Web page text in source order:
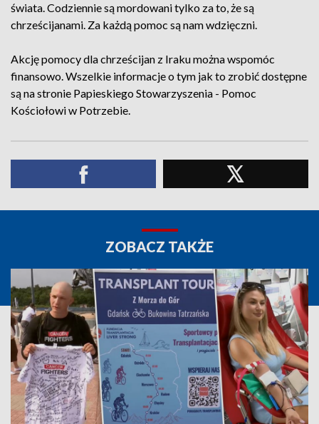
świata. Codziennie są mordowani tylko za to, że są
chrześcijanami. Za każdą pomoc są nam wdzięczni.
Akcję pomocy dla chrześcijan z Iraku można wspomóc
finansowo. Wszelkie informacje o tym jak to zrobić dostępne
są na stronie Papieskiego Stowarzyszenia - Pomoc
Kościołowi w Potrzebie.
ZOBACZ TAKŻE